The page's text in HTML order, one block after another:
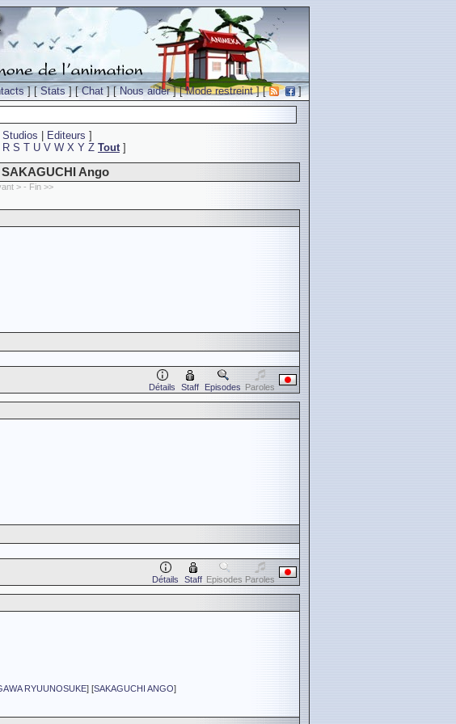
] [Stats] [Chat] [Nous aider] [Mode restreint] [ ]
Studios Editeurs ]
R S T U V W X Y Z Tout]
Ango
> - Fin >>
Détails Staff Episodes Paroles
Détails Staff Episodes Paroles
RYUUNOSUKE] [SAKAGUCHI ANGO]